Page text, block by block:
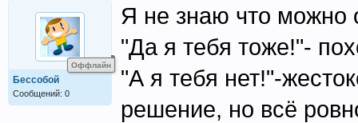
Оффлайн
Бессобой
Сообщений: 0
Я не знаю что можно
"Да я тебя тоже!"-
"А я тебя нет!"-
решение, но всё